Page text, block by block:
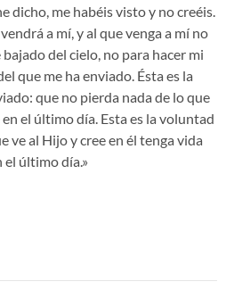
dicho, me habéis visto y no creéis.
a mí, y al que venga a mí no
del cielo, no para hacer mi
que me ha enviado. Ésta es la
que no pierda nada de lo que
el último día. Esta es la voluntad
ve al Hijo y cree en él tenga vida
el último día.»